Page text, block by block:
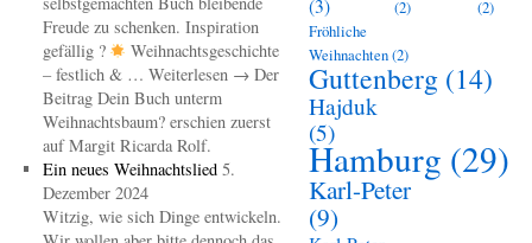
Freude zu schenken. Inspiration
gefällig ?
Weihnachtsgeschichte
– festlich & … Weiterlesen → Der
Beitrag Dein Buch unterm
Weihnachtsbaum? erschien zuerst
auf Margit Ricarda Rolf.
Ein neues Weihnachtslied 5.
Dezember 2024
Witzig, wie sich Dinge entwickeln.
(3) (2)
(2)
Fröhliche
Weihnachten(2)
Guttenberg (14)
Hajduk
(5)
Hamburg (29)
Karl-Peter
(9)